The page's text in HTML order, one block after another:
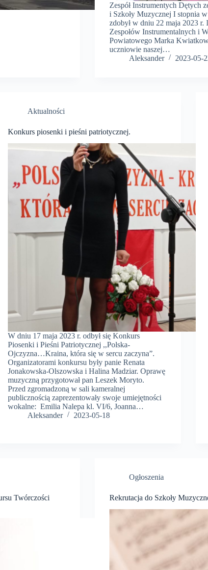
Zespół Instrumentych Dętych
i Szkoły Muzycznej I stopnia
zdobył w dniu 22 maja 2023
Zespołów Instrumentalnych i
Powiatowego Marka
uczniowie naszej…
Aleksander
2023-05-
Aktualności
Konkurs piosenki i pieśni patriotycznej.
W dniu 17 maja 2023 r. odbył się Konkurs
Piosenki i Pieśni Patriotycznej ,,Polska-
Ojczyzna…Kraina, która się w sercu zaczyna”.
Organizatorami konkursu były panie Renata
Jonakowska-Olszowska i Halina Madziar. Oprawę
muzyczną przygotował pan Leszek Moryto.
Przed zgromadzoną w sali kameralnej
publicznością zaprezentowały swoje umiejętności
wokalne: Emilia Nalepa kl. VI/6, Joanna…
Aleksander
2023-05-18
Twórczości
Ogłoszenia
Rekrutacja do Szkoły